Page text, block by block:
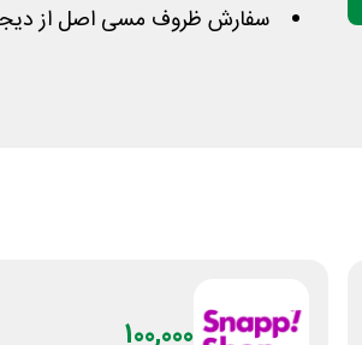
سفارش ظروف مسی اصل از
100,000